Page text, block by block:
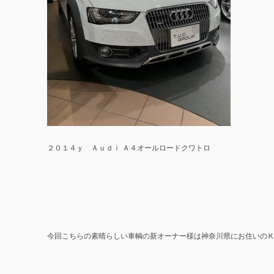
２０１４ｙ Ａｕｄｉ Ａ４オールロードクワトロ
今回こちらの素晴らしい車輌の新オーナー様は神奈川県にお住いの